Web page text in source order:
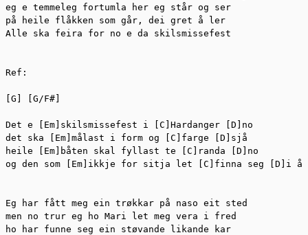
eg e temmeleg fortumla her eg står og ser
på heile flåkken som går, dei gret å ler
Alle ska feira for no e da skilsmissefest
Ref:
[G] [G/F#]
Det e [Em]skilsmissefest i [C]Hardanger [D]no
det ska [Em]målast i form og [C]farge [D]sjå
heile [Em]båten skal fyllast te [C]randa [D]no
og den som [Em]ikkje for sitja let [C]finna seg [D]i å
Eg har fått meg ein trøkkar på naso eit sted
men no trur eg ho Mari let meg vera i fred
ho har funne seg ein støvande likande kar